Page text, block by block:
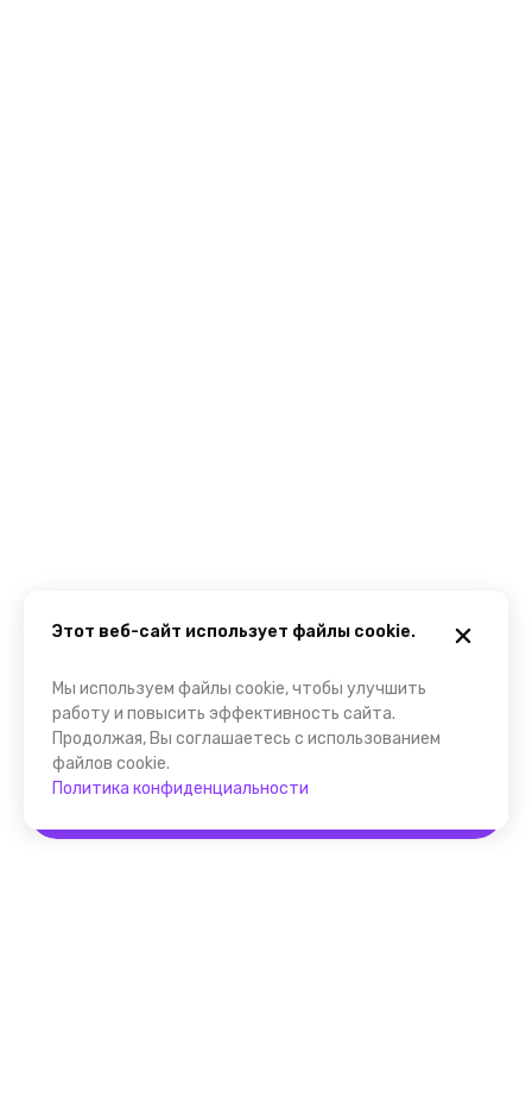
Этот веб-сайт использует файлы cookie.
Мы используем файлы cookie, чтобы улучшить
работу и повысить эффективность сайта.
Продолжая, Вы соглашаетесь с использованием
файлов cookie.
Политика конфиденциальности